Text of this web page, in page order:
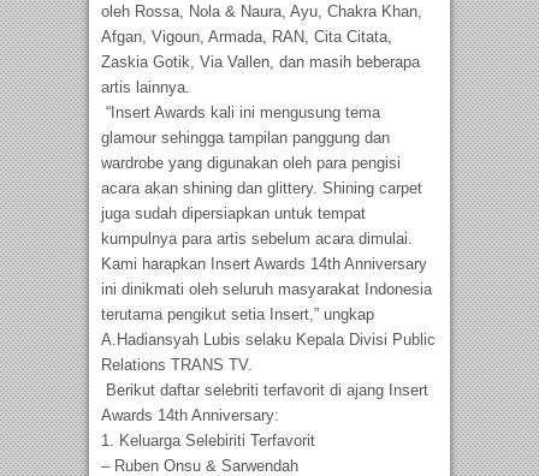
oleh Rossa, Nola & Naura, Ayu, Chakra Khan,
Afgan, Vigoun, Armada, RAN, Cita Citata,
Zaskia Gotik, Via Vallen, dan masih beberapa
artis lainnya.
“Insert Awards kali ini mengusung tema
glamour sehingga tampilan panggung dan
wardrobe yang digunakan oleh para pengisi
acara akan shining dan glittery. Shining carpet
juga sudah dipersiapkan untuk tempat
kumpulnya para artis sebelum acara dimulai.
Kami harapkan Insert Awards 14th Anniversary
ini dinikmati oleh seluruh masyarakat Indonesia
terutama pengikut setia Insert,” ungkap
A.Hadiansyah Lubis selaku Kepala Divisi Public
Relations TRANS TV.
Berikut daftar selebriti terfavorit di ajang Insert
Awards 14th Anniversary:
1. Keluarga Selebiriti Terfavorit
– Ruben Onsu & Sarwendah